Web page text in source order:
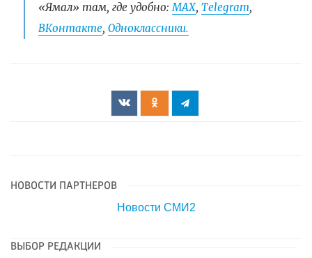
«Ямал» там, где удобно:МАХ, Telegram,
ВКонтакте, Одноклассники.
НОВОСТИ ПАРТНЕРОВ
Новости СМИ2
ВЫБОР РЕДАКЦИИ